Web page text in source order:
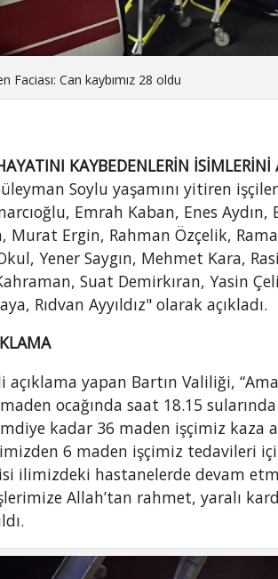
Faciası: Can kaybımız 28 oldu
KAYBEDENLERİN İSİMLERİNİ
Soylu yaşamını yitiren
Emrah Kaban, Enes
Murat Ergin, Rahman Özçelik,
Yener Saygın, Mehmet Kara,
Suat Demirkıran, Yasin
Rıdvan Ayyıldız" olarak açıkladı.
yapan Bartın Valiliği,
ocağında saat 18.15
kadar 36 maden işçimiz kaza
6 maden işçimiz tedavileri
ilimizdeki hastanelerde devam
Allah’tan rahmet, yaralı